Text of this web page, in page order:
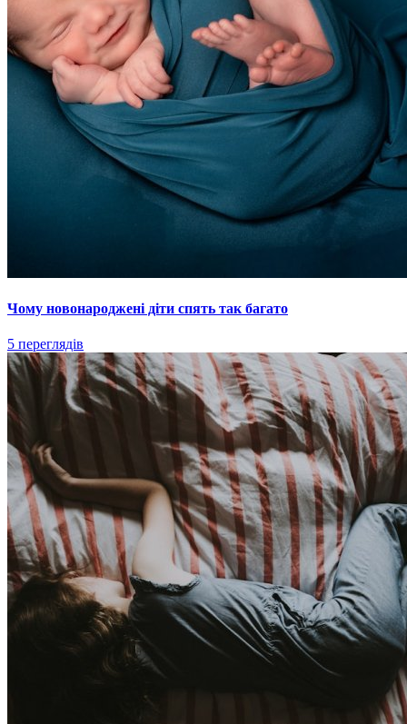
Чому новонароджені діти спять так багато
5 переглядів